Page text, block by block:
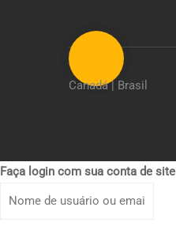
Canadá | Brasil
Faça login com sua conta de site